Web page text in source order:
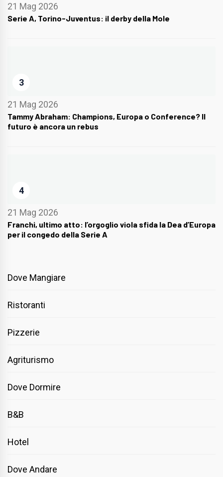
21 Mag 2026
Serie A, Torino-Juventus: il derby della Mole
3
21 Mag 2026
Tammy Abraham: Champions, Europa o Conference? Il
futuro è ancora un rebus
4
21 Mag 2026
Franchi, ultimo atto: l’orgoglio viola sfida la Dea d’Europa
per il congedo della Serie A
Dove Mangiare
Ristoranti
Pizzerie
Agriturismo
Dove Dormire
B&B
Hotel
Dove Andare